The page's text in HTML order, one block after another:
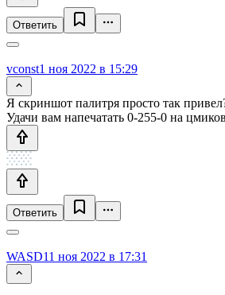
Ответить
vconst1 ноя 2022 в 15:29
Я скриншот палитря просто так
Удачи вам напечатать 0-255-0 на
Ответить
WASD11 ноя 2022 в 17:31